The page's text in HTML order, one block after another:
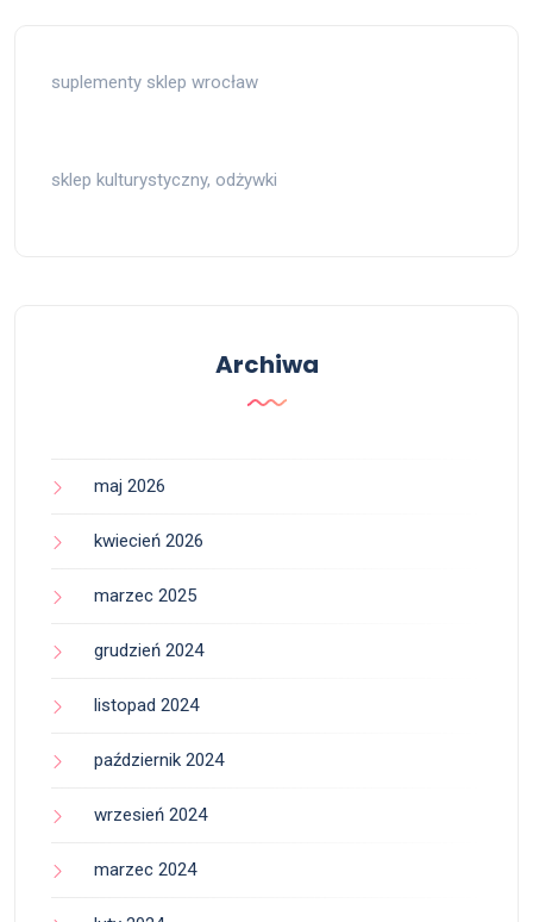
suplementy sklep wrocław
sklep kulturystyczny, odżywki
Archiwa
maj 2026
kwiecień 2026
marzec 2025
grudzień 2024
listopad 2024
październik 2024
wrzesień 2024
marzec 2024